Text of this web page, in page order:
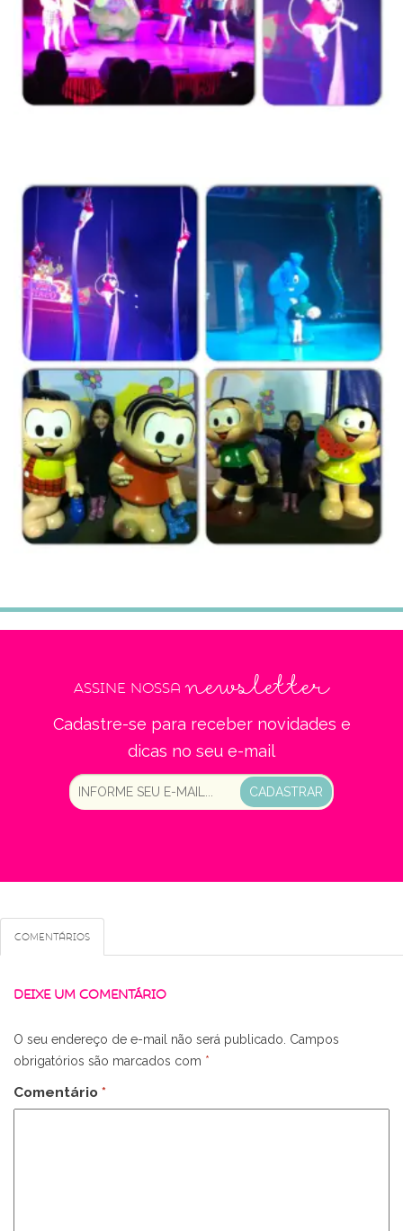
Assine nossanewsletter
Cadastre-se para receber novidades e
dicas no seu e-mail
CADASTRAR
Comentários
DEIXE UM COMENTÁRIO
O seu endereço de e-mail não será publicado. Campos
obrigatórios são marcados com *
Comentário *